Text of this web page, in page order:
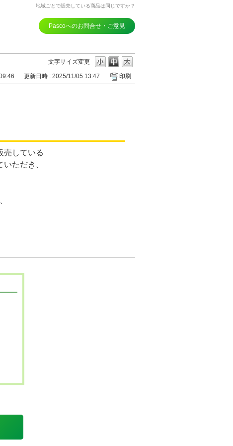
地域ごとで販売している商品は同じですか？
Pascoへのお問合せ・ご意見
文字サイズ変更
更新日時 : 2025/11/05 13:47 印刷
売している
ただき、